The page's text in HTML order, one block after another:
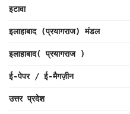
इटावा
इलाहाबाद (प्रयागराज) मंडल
इलाहाबाद( प्रयागराज )
ई-पेपर / ई-मैगज़ीन
उत्तर प्रदेश